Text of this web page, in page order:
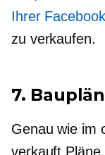
Ihrer
zu verkaufen.
7.
Genau wie im
verkauft Pläne